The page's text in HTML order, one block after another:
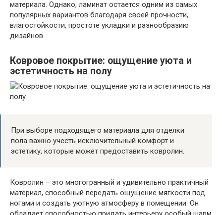
материала. Однако, ламинат остается одним из самых
популярных вариантов благодаря своей прочности,
влагостойкости, простоте укладки и разнообразию
дизайнов.
Ковровое покрытие: ощущение уюта и
эстетичность на полу
При выборе подходящего материала для отделки
пола важно учесть исключительный комфорт и
эстетику, которые может предоставить ковролин.
Ковролин – это многогранный и удивительно практичный
материал, способный передать ощущение мягкости под
ногами и создать уютную атмосферу в помещении. Он